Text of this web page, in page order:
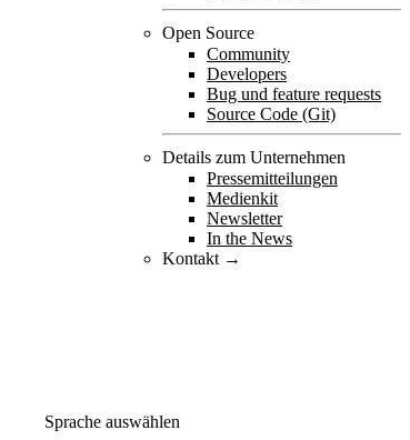
Open Source
Community
Developers
Bug und feature requests
Source Code (Git)
Details zum Unternehmen
Pressemitteilungen
Medienkit
Newsletter
In the News
Kontakt →
Sprache auswählen